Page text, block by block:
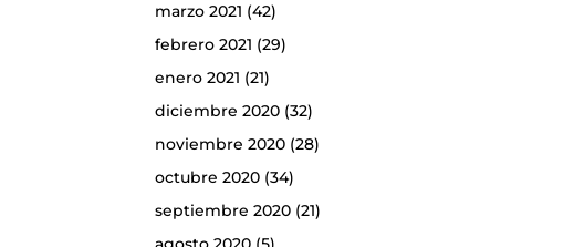
marzo 2021 (42)
febrero 2021 (29)
enero 2021 (21)
diciembre 2020(32)
noviembre 2020(28)
octubre 2020(34)
septiembre 2020(21)